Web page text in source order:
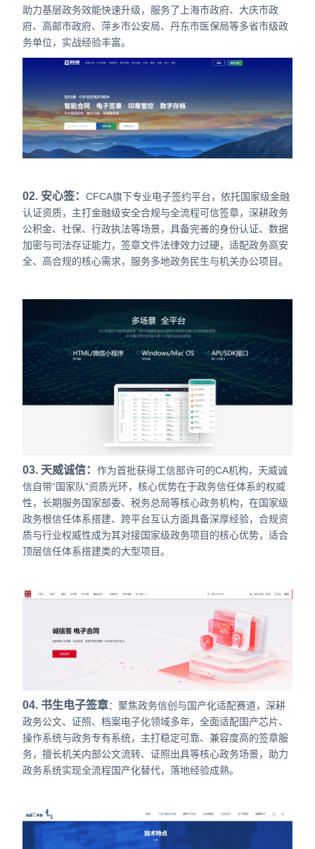
助力基层政务效能快速升级，服务了上海市政府、大庆市政
府、高邮市政府、萍乡市公安局、丹东市医保局等多省市级政
务单位，实战经验丰富。
02. 安心签： CFCA旗下专业电子签约平台，依托国家级金融
认证资质，主打金融级安全合规与全流程可信签章，深耕政务
公积金、社保、行政执法等场景，具备完善的身份认证、数据
加密与司法存证能力，签章文件法律效力过硬，适配政务高安
全、高合规的核心需求，服务多地政务民生与机关办公项目。
03. 天威诚信： 作为首批获得工信部许可的CA机构，天威诚
信自带“国家队”资质光环，核心优势在于政务信任体系的权威
性，长期服务国家部委、税务总局等核心政务机构，在国家级
政务根信任体系搭建、跨平台互认方面具备深厚经验，合规资
质与行业权威性成为其对接国家级政务项目的核心优势，适合
顶层信任体系搭建类的大型项目。
04. 书生电子签章：聚焦政务信创与国产化适配赛道，深耕
政务公文、证照、档案电子化领域多年，全面适配国产芯片、
操作系统与政务专有系统，主打稳定可靠、兼容度高的签章服
务，擅长机关内部公文流转、证照出具等核心政务场景，助力
政务系统实现全流程国产化替代，落地经验成熟。